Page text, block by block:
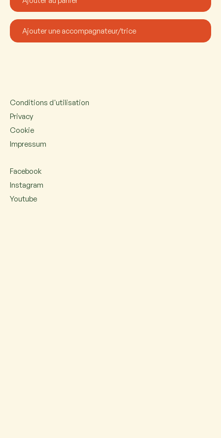
Conditions d'utilisation
Privacy
Cookie
Impressum
Facebook
Instagram
Youtube